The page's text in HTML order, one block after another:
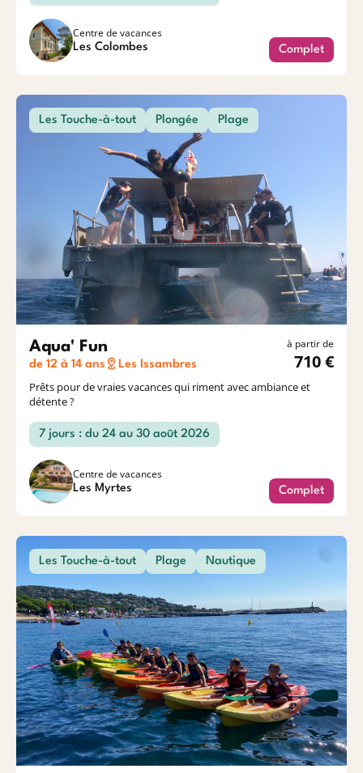
Centre de vacances
Les Colombes Complet
Les Touche-à-tout Plongée Plage
Aqua' Fun
de 12 à 14 ans Les Issambres
à partir de
710 €
Prêts pour de vraies vacances qui riment avec ambiance et
détente ?
7 jours : du 24 au 30 août 2026
Centre de vacances
Les Myrtes Complet
Les Touche-à-tout Plage Nautique